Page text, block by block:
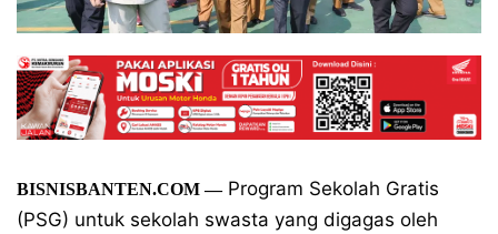
BISNISBANTEN.COM—Program Sekolah Gratis
(PSG) untuk sekolah swasta yang digagas oleh